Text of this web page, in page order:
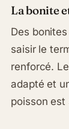
La bonite
Des
saisir le
renforcé.
adapté et
poisson